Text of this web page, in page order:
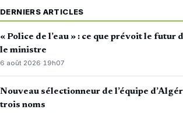
DERNIERS ARTICLES
« Police de l’eau » : ce que prévoit le futur
le ministre
6 août 2026·19h07
Nouveau sélectionneur de l’équipe
trois noms